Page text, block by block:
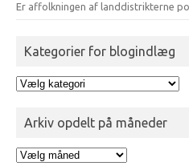
Er affolkningen af landdistrikterne
Kategorier for blogindlæg
Kategorier
Arkiv opdelt på måneder
Arkiv